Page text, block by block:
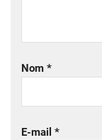
Nom *
E-mail *